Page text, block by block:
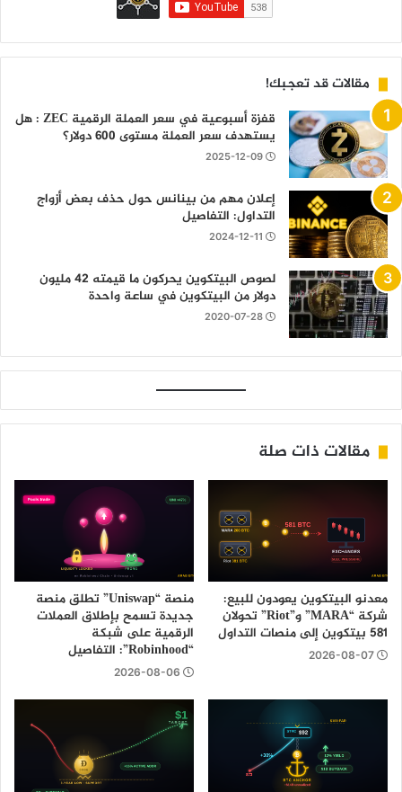
مقالات قد تعجبك!
قفزة أسبوعية في سعر العملة الرقمية ZEC : هل
يستهدف سعر العملة مستوى 600 دولار؟
2025-12-09
إعلان مهم من بينانس حول حذف بعض أزواج
التداول: التفاصيل
2024-12-11
لصوص البيتكوين يحركون ما قيمته 42 مليون
دولار من البيتكوين في ساعة واحدة
2020-07-28
مقالات ذات صلة
معدنو البيتكوين يعودون للبيع:
شركة “MARA” و”Riot” تحولان
581 بيتكوين إلى منصات التداول
2026-08-07
منصة “Uniswap” تطلق منصة
جديدة تسمح بإطلاق العملات
الرقمية على شبكة
“Robinhood”: التفاصيل
2026-08-06